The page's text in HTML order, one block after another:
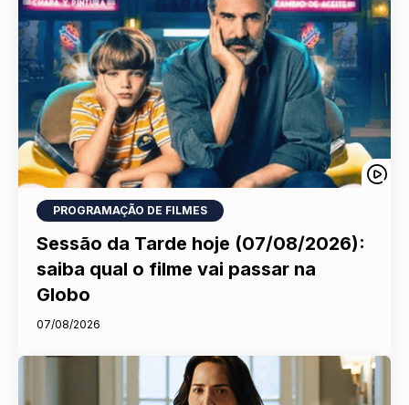
PROGRAMAÇÃO DE FILMES
Sessão da Tarde hoje (07/08/2026):
saiba qual o filme vai passar na
Globo
07/08/2026